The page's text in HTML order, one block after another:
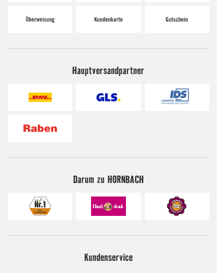
Hauptversandpartner
Darum zu HORNBACH
Kundenservice